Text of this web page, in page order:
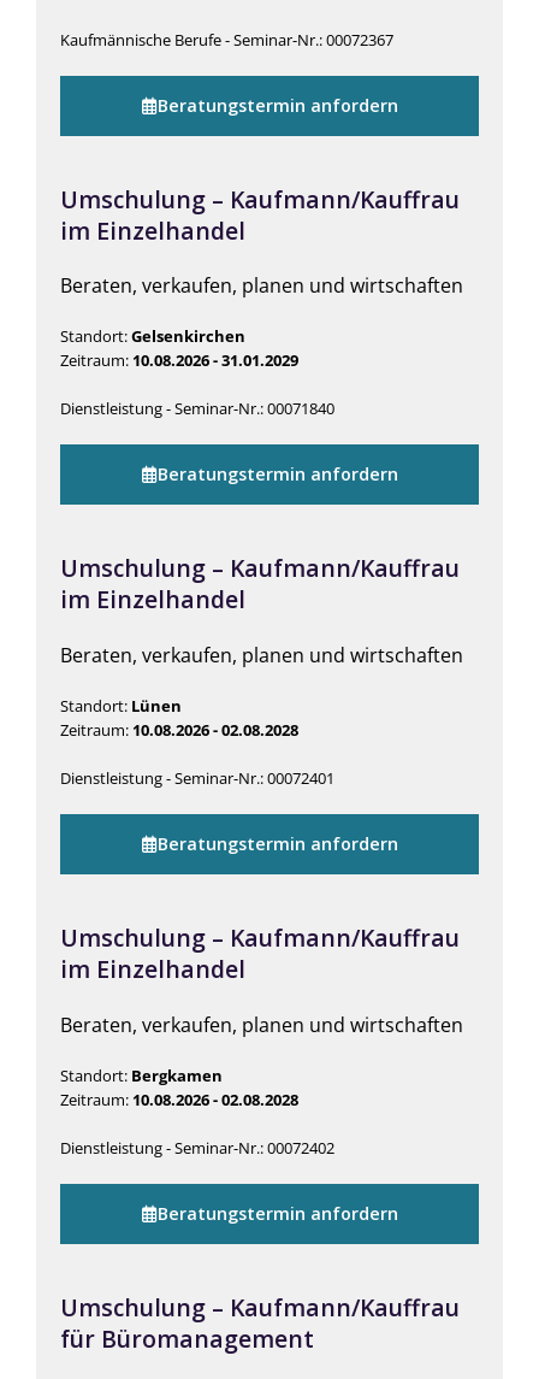
Kaufmännische Berufe - Seminar-Nr.: 00072367
Beratungstermin anfordern
Umschulung – Kaufmann/Kauffrau
im Einzelhandel
Beraten, verkaufen, planen und wirtschaften
Standort:Gelsenkirchen
Zeitraum: 10.08.2026 - 31.01.2029
Dienstleistung - Seminar-Nr.: 00071840
Beratungstermin anfordern
Umschulung – Kaufmann/Kauffrau
im Einzelhandel
Beraten, verkaufen, planen und wirtschaften
Standort: Lünen
Zeitraum: 10.08.2026 - 02.08.2028
Dienstleistung - Seminar-Nr.: 00072401
Beratungstermin anfordern
Umschulung – Kaufmann/Kauffrau
im Einzelhandel
Beraten, verkaufen, planen und wirtschaften
Standort: Bergkamen
Zeitraum: 10.08.2026 - 02.08.2028
Dienstleistung - Seminar-Nr.: 00072402
Beratungstermin anfordern
Umschulung – Kaufmann/Kauffrau
für Büromanagement